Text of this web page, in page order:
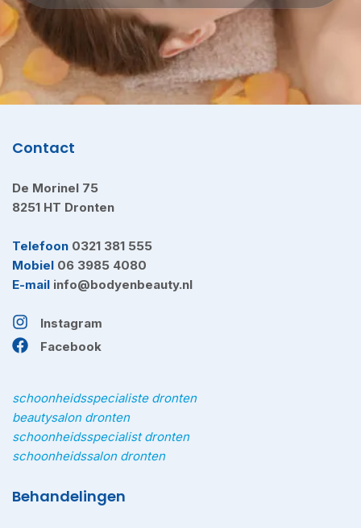
Contact
De Morinel 75
8251 HT Dronten
Telefoon 0321 381 555
Mobiel 06 3985 4080
E-mail info@bodyenbeauty.nl
Instagram
Facebook
schoonheidsspecialiste dronten
beautysalon dronten
schoonheidsspecialist dronten
schoonheidssalon dronten
Behandelingen